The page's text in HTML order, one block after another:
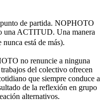
de partida. NOPHOTO
una ACTITUD. Una manera
está de más).
no renuncie a ninguna
del colectivo ofrecen
que siempre conduce a
de la reflexión en grupo
alternativos.